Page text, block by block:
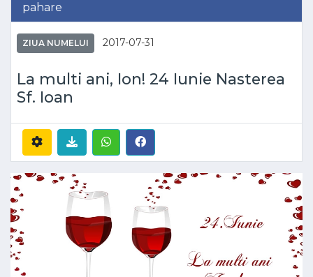
pahare
ZIUA NUMELUI 2017-07-31
La multi ani, Ion! 24 Iunie Nasterea
Sf. Ioan